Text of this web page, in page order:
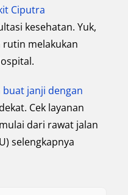
Ciputra
kesehatan. Yuk,
rutin melakukan
janji dengan
Cek layanan
dari rawat jalan
selengkapnya